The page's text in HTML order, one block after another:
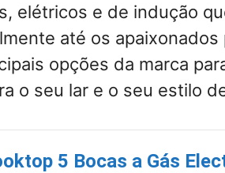
elétricos e de indução
até os apaixonados
opções da marca
o seu lar e o seu estilo
5 Bocas a Gás